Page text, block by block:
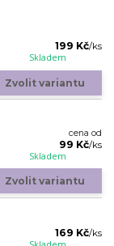
199 Kč/ks
Skladem
Zvolit variantu
cena od
99 Kč/ks
Skladem
Zvolit variantu
169 Kč/ks